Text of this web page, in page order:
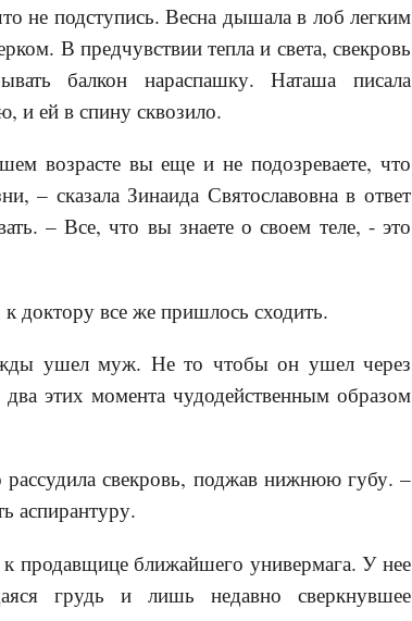
не подступись. Весна дышала в лоб легким
В предчувствии тепла и света, свекровь
балкон нараспашку. Наташа писала
и ей в спину сквозило.
возрасте вы еще и не подозреваете, что
– сказала Зинаида Святославовна в ответ
– Все, что вы знаете о своем теле, - это
доктору все же пришлось сходить.
ушел муж. Не то чтобы он ушел через
этих момента чудодейственным образом
свекровь, поджав нижнюю губу. –
аспирантуру.
ближайшего универмага. У нее
грудь и лишь недавно сверкнувшее